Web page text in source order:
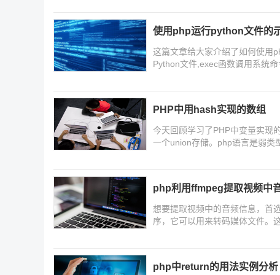
使用php运行python文件的
这篇文章给大家介绍了如何使用
Python文件,exec函数调用系统
PHP中用hash实现的数组
今天回顾学习了PHP中变量实现
一个union存储。php语言是弱类
php利用ffmpeg提取视频中
想要提取视频中的音频信息，首
序，它可以用来转码媒体文件。
php中return的用法实例分析